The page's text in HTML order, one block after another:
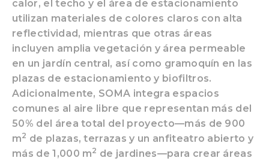
calor, el techo y el área de estacionamiento
utilizan materiales de colores claros con alta
reflectividad, mientras que otras áreas
incluyen amplia vegetación y área permeable
en un jardín central, así como gramoquín en las
plazas de estacionamiento y biofiltros.
Adicionalmente, SOMA integra espacios
comunes al aire libre que representan más del
50% del área total del proyecto—más de 900
m2 de plazas, terrazas y un anfiteatro abierto y
más de 1,000 m2 de jardines—para crear áreas